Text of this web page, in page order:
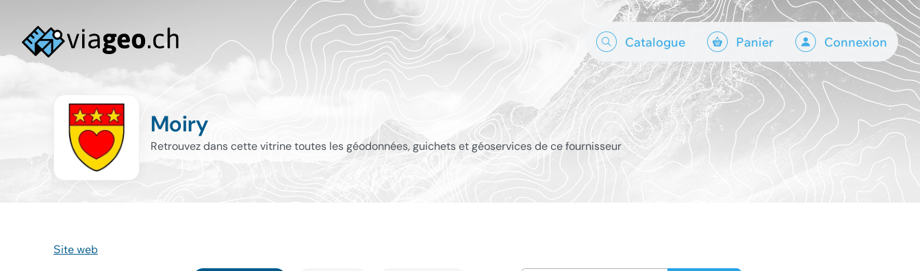
Catalogue Panier Connexion
Moiry
Retrouvez dans cette vitrine toutes les géodonnées, guichets et géoservices de ce fournisseur
Site web